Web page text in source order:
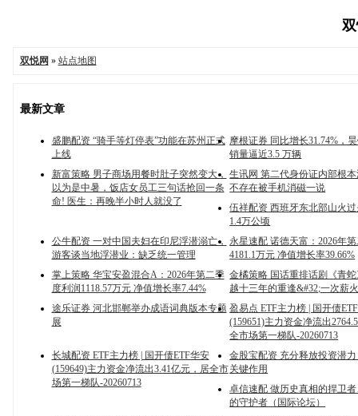
双悦网 » 站点地图
最新文章
盛鹏配资 “骑手等灯停表”功能在苏州正式
上线
摩根证券 同比增长31.74%，
销量逼近3.5 万辆
新富策略 男子商场用餐时肚子突然变大，
以为是中暑，饭店女员工三句话抢回一条
命! 医生：再晚半小时人就没了
生讯网 第二代身份证内部根
不存在被手机消磁一说
伍祥配资 西班牙东北部山火
1.4万公顷
公牛配资 一对中国夫妇在印尼浮潜溺亡，
游客谈当地浮潜业：缺乏统一管理
永星速配 诺德天富：2026年
4181.1万元 净值增长率39.66%
掌上策略 华宝安盈混合A：2026年第二季
度利润1118.57万元 净值增长率7.44%
金橘策略 国话重排话剧《青
越十三年的重逢&#32;一次薪
途乐证券 河北邯郸举办成语词典版本专题
展
盈易点 ETF主力榜 | 国开债
(159651)主力资金净流出
全市场第一梯队-20260713
长城配资 ETF主力榜 | 国开债ETF华安
(159649)主力资金净流出3.41亿元，居全市
场第一梯队-20260713
金股宝配资 充分释放投资潜
关键作用
卓信速配 做历史真相的捍卫
的守护者（国际论坛）